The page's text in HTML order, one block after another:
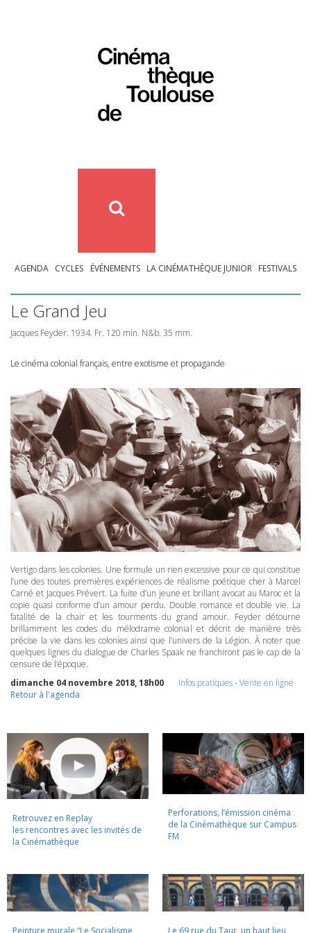
AGENDA CYCLES ÉVÉNEMENTS LA CINÉMATHÈQUE JUNIOR FESTIVALS
Le Grand Jeu
Jacques Feyder. 1934. Fr. 120 min. N&b. 35 mm.
Le cinéma colonial français, entre exotisme et propagande
Vertigo dans les colonies. Une formule un rien excessive pour ce qui constitue
l’une des toutes premières expériences de réalisme poétique cher à Marcel
Carné et Jacques Prévert. La fuite d’un jeune et brillant avocat au Maroc et la
copie quasi conforme d’un amour perdu. Double romance et double vie. La
fatalité de la chair et les tourments du grand amour. Feyder détourne
brillamment les codes du mélodrame colonial et décrit de manière très
précise la vie dans les colonies ainsi que l’univers de la Légion. À noter que
quelques lignes du dialogue de Charles Spaak ne franchiront pas le cap de la
censure de l’époque.
dimanche 04 novembre 2018, 18h00
Infos pratiques-Vente en ligne
Retour à l'agenda
Retrouvez en Replay
les rencontres avec les invités de
la Cinémathèque
Perforations, l’émission cinéma
de la Cinémathèque sur Campus
FM
Peinture murale “Le Socialisme Le 69 rue du Taur, un haut lieu